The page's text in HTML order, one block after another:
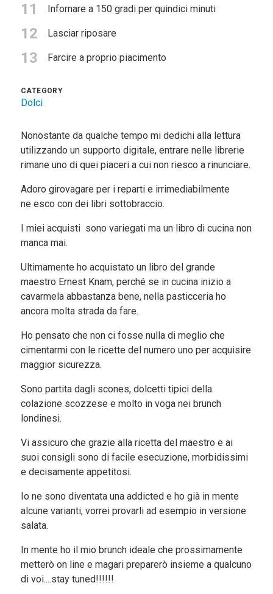
11 Infornare a 150 gradi per quindici minuti
12 Lasciar riposare
13 Farcire a proprio piacimento
CATEGORY
Dolci
Nonostante da qualche tempo mi dedichi alla lettura
utilizzando un supporto digitale, entrare nelle librerie
rimane uno di quei piaceri a cui non riesco a rinunciare.
Adoro girovagare per i reparti e irrimediabilmente
ne esco con dei libri sottobraccio.
I miei acquisti sono variegati ma un libro di cucina non
manca mai.
Ultimamente ho acquistato un libro del grande
maestro Ernest Knam, perché se in cucina inizio a
cavarmela abbastanza bene, nella pasticceria ho
ancora molta strada da fare.
Ho pensato che non ci fosse nulla di meglio che
cimentarmi con le ricette del numero uno per acquisire
maggior sicurezza.
Sono partita dagli scones, dolcetti tipici della
colazione scozzese e molto in voga nei brunch
londinesi.
Vi assicuro che grazie alla ricetta del maestro e ai
suoi consigli sono di facile esecuzione, morbidissimi
e decisamente appetitosi.
Io ne sono diventata una addicted e ho già in mente
alcune varianti, vorrei provarli ad esempio in versione
salata.
In mente ho il mio brunch ideale che prossimamente
metterò on line e magari preparerò insieme a qualcuno
di voi....stay tuned!!!!!!